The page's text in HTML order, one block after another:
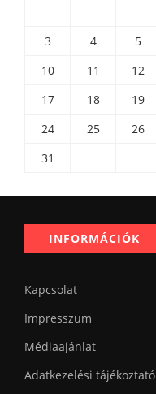
3
4 5
10
11 12
17
18 19
24
25 26
31
INFORMÁCIÓK
Kapcsolat
Impresszum
Médiaajánlat
Adatkezelési tájékoztató